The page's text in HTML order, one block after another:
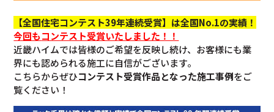
【全国住宅コンテスト39年連続受賞】は全国No.1の実績！
今回もコンテスト受賞いたしました！！
近畿ハイムでは皆様のご希望を反映し続け、お客様にも業
界にも認められる施工に自信がございます。
こちらからぜひコンテスト受賞作品となった施工事例をご
覧ください！